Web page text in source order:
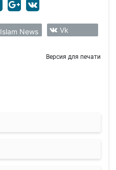
Islam News Vk
Версия для печати